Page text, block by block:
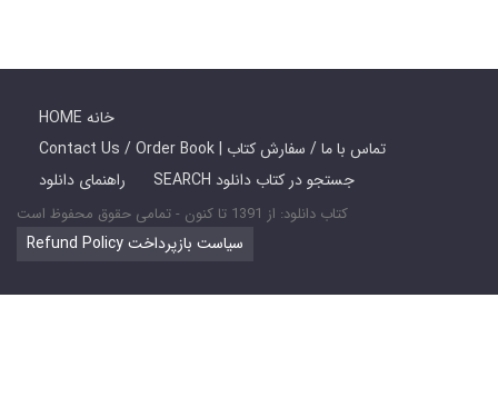
HOME خانه
Contact Us / Order Book | تماس با ما / سفارش کتاب
راهنمای دانلود
SEARCH جستجو در کتاب دانلود
کتاب دانلود: از 1391 تا کنون - تمامی حقوق محفوظ است
Refund Policy سیاست بازپرداخت